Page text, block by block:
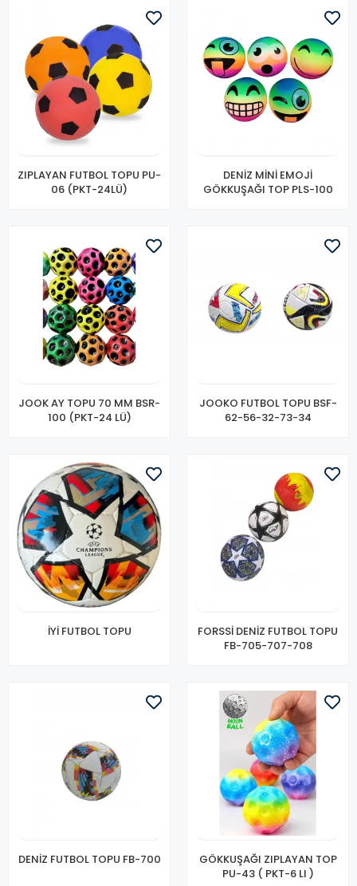
ZIPLAYAN FUTBOL TOPU PU-
06 (PKT-24LÜ)
DENİZ MİNİ EMOJİ
GÖKKUŞAĞI TOP PLS-100
JOOK AY TOPU 70 MM BSR-
100 (PKT-24 LÜ)
JOOKO FUTBOL TOPU BSF-
62-56-32-73-34
İYİ FUTBOL TOPU
FORSSİ DENİZ FUTBOL TOPU
FB-705-707-708
DENİZ FUTBOL TOPU FB-700
GÖKKUŞAĞI ZIPLAYAN TOP
PU-43 ( PKT-6 LI )